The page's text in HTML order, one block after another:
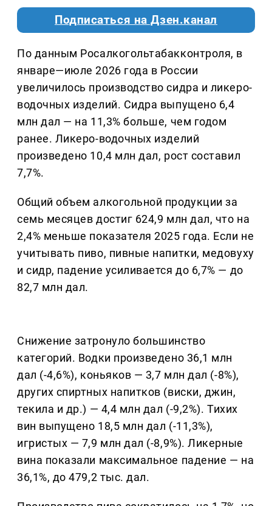
Подписаться на Дзен.канал
По данным Росалкогольтабакконтроля, в
январе—июле 2026 года в России
увеличилось производство сидра и ликеро-
водочных изделий. Сидра выпущено 6,4
млн дал — на 11,3% больше, чем годом
ранее. Ликеро-водочных изделий
произведено 10,4 млн дал, рост составил
7,7%.
Общий объем алкогольной продукции за
семь месяцев достиг 624,9 млн дал, что на
2,4% меньше показателя 2025 года. Если не
учитывать пиво, пивные напитки, медовуху
и сидр, падение усиливается до 6,7% — до
82,7 млн дал.
Снижение затронуло большинство
категорий. Водки произведено 36,1 млн
дал (-4,6%), коньяков — 3,7 млн дал (-8%),
других спиртных напитков (виски, джин,
текила и др.) — 4,4 млн дал (-9,2%). Тихих
вин выпущено 18,5 млн дал (-11,3%),
игристых — 7,9 млн дал (-8,9%). Ликерные
вина показали максимальное падение — на
36,1%, до 479,2 тыс. дал.